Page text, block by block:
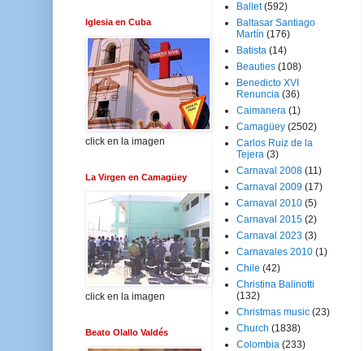
Iglesia en Cuba
click en la imagen
La Virgen en Camagüey
click en la imagen
Beato Olallo Valdés
Ballet (592)
Baltasar Santiago
Martín (176)
Batista (14)
Beauties (108)
Benedicto XVI
Renuncia (36)
Caimanera (1)
Camagüey (2502)
Carlos Ruiz de la
Tejera (3)
Carnaval 2008 (11)
Carnaval 2009 (17)
Carnaval 2010 (5)
Carnaval 2015 (2)
Carnaval 2023 (3)
Carnavales 2010 (1)
Chile (42)
Christina Balinotti
(132)
Christmas music (23)
Church (1838)
Colombia (233)